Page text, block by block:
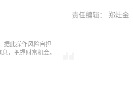
责任编辑： 郑灶金
据此操作风险自担
，把握财富机会。